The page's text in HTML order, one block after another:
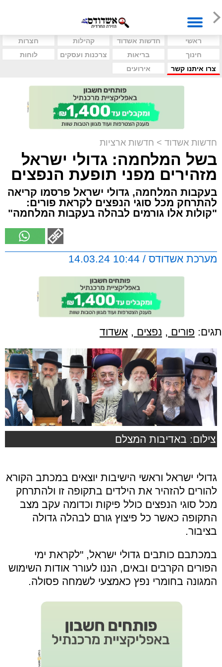
ראשי חדשות אשדוד קהילות
חצרות
חינוך
בריאות צרכנות ועסקים
לוחות
צרו איתנו קשר
אירועים
חדשות אשדוד > חדשות ארציות
בשל המלחמה: גדולי ישראל
מזהירים מפני תופעת הנפצים
בעקבות המלחמה, גדולי ישראל פרסמו קריאה
להתרחק מכל סוגי הנפצים לקראת פורים:
"קולות אלו גורמים לבהלה בעקבות המלחמה"
מערכת אשדודס / 10:44 14.03.24
תגים: פורים , נפצים , אשדוד
צילום: באדיבות המצלם
גדולי ישראל וראשי הישיבות יוצאים במכתב הקורא
להורים להזהיר את הילדים בתקופה זו ולהתרחק
מכל סוגי הנפצים כולל פיקות וכדומה עקב מצב
התקופה כאשר כל פיצוץ גורם לבהלה גדולה
בציבור.
במכתבם כותבים גדולי ישראל, "לקראת ימי
הפורים הקרבים ובאים, הננו לעורר אודות השימוש
המגונה בחומרי נפץ כאמצעי לשמחה פסולה.